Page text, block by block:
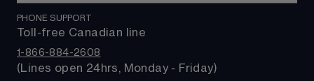
0 $ de commission
Alpha
Coûts de trading
Produits de base
Taux et obligations
FNBs
Application mobile CMC
TradingView
MetaTrader 4 (MT4)
À propos de nous
Foire aux questions
PHONE SUPPORT
Toll-free Canadian line
1-866-884-2608
(Lines open 24hrs, Monday - Friday)